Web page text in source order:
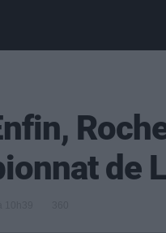
de